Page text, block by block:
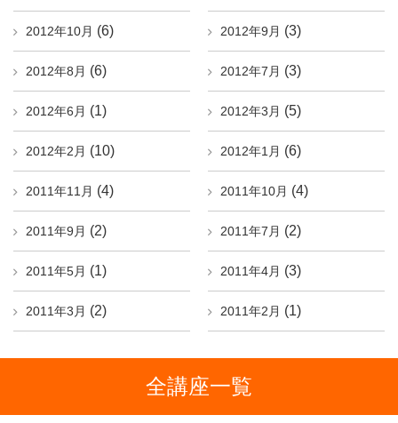
2012年10月 (6) 2012年9月 (3)
2012年8月 (6) 2012年7月 (3)
2012年6月 (1) 2012年3月 (5)
2012年2月 (10) 2012年1月 (6)
2011年11月 (4) 2011年10月 (4)
2011年9月 (2) 2011年7月 (2)
2011年5月 (1) 2011年4月 (3)
2011年3月 (2) 2011年2月 (1)
全講座一覧